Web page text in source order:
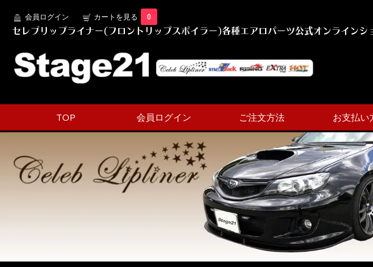
会員ログイン カートを見る 0
セレブリップライナー(フロントリップスポイラー)各種エアロパーツ公式オンライン
TOP 会員ログイン ご注文方法 お支払い